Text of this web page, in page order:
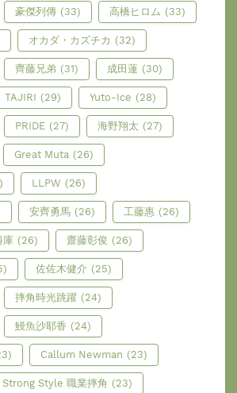
豪傑列傳 (33) 高橋ヒロム (33)
オカダ・カズチカ (32)
齊藤兄弟 (31) 成田蓮 (30)
TAJIRI (29) Yuto-Ice (28)
PRIDE (27) 海野翔太 (27)
Great Muta (26)
LLPW (26)
安齊勇馬 (26) 工藤惠 (26)
庫 (26) 齋藤彰俊 (26)
佐佐木健介 (25)
摔角時光跳躍 (24)
鰻魚沙耶香 (24)
Callum Newman (23)
Strong Style 職業摔角 (23)